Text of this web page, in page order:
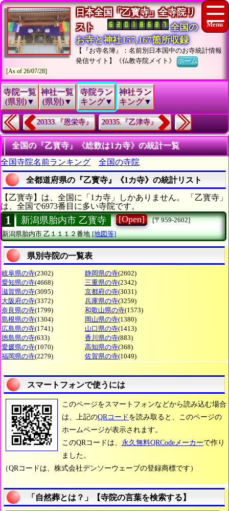
日本全国「乙寳寺」全寺院リ
スト
全国の
お寺と神社157,167箇所収録
【『お寺名簿』：名前別日本国中のお寺統計情報
発信サイト】《仏教寺院メイト》ホーム
[As of 26/07/28]
寺院一覧
(県別)▼
神社一覧
(県別)▼
寺院ラン
キング▼
神社ラン
キング▼
20333.『恩栄寺』 20335.『乙津寺』
全国の『乙寳寺』《総数は1カ寺》の統計一覧
全国寺院名前ランキング
全国の寺院
全都道府県の『乙寳寺』《1カ寺》の統計リスト
【乙寳寺】は、全国に「1カ寺」しかありません。 「乙寳寺」
は、全国で6973番目に多い寺院です。
1 新潟県胎内市 乙寳寺 [Open]
[〒959-2602]
新潟県胎内市乙１１１２番地 [地図等]
県別寺院の一覧表
岐阜県の寺(2302) 静岡県の寺(2602)
愛知県の寺(4668) 三重県の寺(2342)
滋賀県の寺(3095) 京都府の寺(3031)
大阪府の寺(3372) 兵庫県の寺(3259)
奈良県の寺(1799) 和歌山県の寺(1573)
島根県の寺(1304) 岡山県の寺(1380)
広島県の寺(1741) 山口県の寺(1413)
徳島県の寺(633) 香川県の寺(883)
愛媛県の寺(1070) 高知県の寺(368)
福岡県の寺(2279) 佐賀県の寺(1049)
スマートフォンで使うには
このページをスマートフォンなどから読み込む場合
は、上記のQRコード を読み取ると、このページの
ホームページが表示されます。
このQRコードは、 永久無料QRCodeメーカーで作り
ました。
（QRコードは、株式会社デンソーウェーブの登録商標です）
「自然葬とは？」【寺院の言葉を検索する】